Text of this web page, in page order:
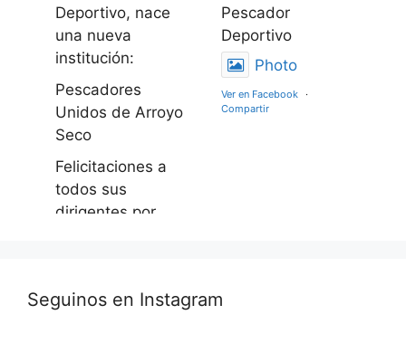
Deportivo, nace
una nueva
institución:
Pescadores
Unidos de Arroyo
Seco
Felicitaciones a
todos sus
dirigentes por
o deportivo de
Pescador
Deportivo
Photo
Ver en Facebook
·
Compartir
Seguinos en Instagram